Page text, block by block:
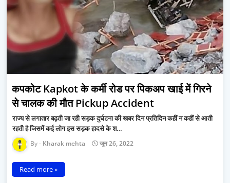
कपकोट Kapkot के कर्मी रोड पर पिकअप खाई में गिरने
से चालक की मौत Pickup Accident
राज्य से लगातार बढ़ती जा रही सड़क दुर्घटना की खबर दिन प्रतिदिन कहीं न कहीं से आती
रहती है जिसमें कई लोग इस सड़क हादसे के श…
Kharak mehta जून 26, 2022
Read more »